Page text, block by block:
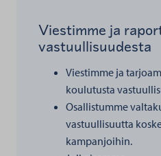
Viestimme ja
vastuullisuudesta
Viestimme ja
koulutusta
Osallistumme
vastuullisuutta
kampanjoihin.